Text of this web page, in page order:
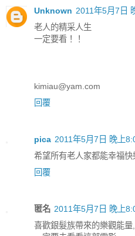
Unknown 2011年5月7日
老人的精采人生
一定要看！！
kimiau@yam.com
回覆
pica 2011年5月7日 晚上
希望所有老人家都能幸福快
回覆
匿名 2011年5月7日 晚上
喜歡銀髮族帶來的樂觀能量